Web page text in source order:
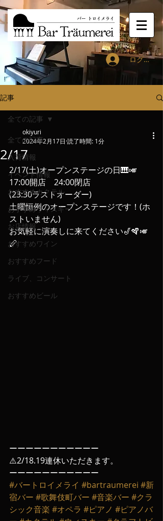
ログイン
記事
全ての記事
入荷情報
イベント情報
おすすめカクテル
おすすめウィスキー
お店情報
おすすめワイン
おすすめフード
ライブ、コンサート
おすすめビール
全ての記事
2/17
okiyuri
2024年2月17日 読了時間: 1分
2/17(土)オープンステージの日🎹🎺
17:00開店　24:00閉店
(23:30ラストオーダー)
土曜恒例のオープンステージです！(ホ
ストいません)
お気軽に演奏しに来てください🎷🪇🎺
🪈
ーーーーーーーーーーー
⚠️2/18.19連休いただきます。
ーーーーーーーーーーー
#バートロイメライ #bartraumerei #新
宿バー #歌舞伎町バー #音楽バー #クラ
シック音楽 #オペラ #ピアノ #ピアノバ